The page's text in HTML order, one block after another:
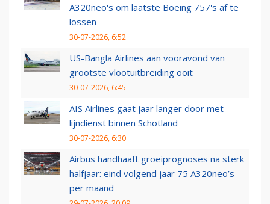
A320neo's om laatste Boeing 757's af te
lossen
30-07-2026, 6:52
US-Bangla Airlines aan vooravond van
grootste vlootuitbreiding ooit
30-07-2026, 6:45
AIS Airlines gaat jaar langer door met
lijndienst binnen Schotland
30-07-2026, 6:30
Airbus handhaaft groeiprognoses na sterk
halfjaar: eind volgend jaar 75 A320neo’s
per maand